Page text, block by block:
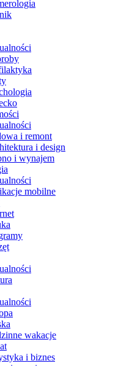
i remont
i design
i wynajem
mobilne
wakacje
i biznes